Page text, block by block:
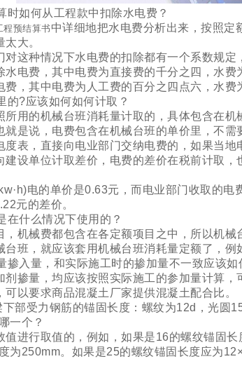
时如何从工程款中扣除水电费？
程预结算书中详细地把水电费分析出来，按照
大。
对这种情况下水电费的扣除都有一个系数规
水电费，其中电费为直接费的千分之四，水
，其中电费为人工费的百分之四点六，水费
的?应该如何如何计取？
所用的机械台班消耗量计取的，具体包含在
是说，电费包含在机械台班的单价里，不需
度表，直接向电业部门交纳电费的，如果当
建设单位计取差价，电费的差价在税前计取
电的单价是0.63元，而电业部门收取的电
元的差价。
在什么情况下使用的？
，机械费都包含在各定额项目之中，所以机
班，就应该套用机械台班消耗量定额了，例
掺入量，和实际施工时的掺加量不一致应该如
剂掺量，均应该按照实际施工的参加量计算
以要求商品混凝土厂家提供混凝土配合比。
部受力钢筋的锚固长度：螺纹为12d，光圆
一个？
值进行取值的，例如，如果是16的螺纹锚固
为250mm。如果是25的螺纹锚固长度应为